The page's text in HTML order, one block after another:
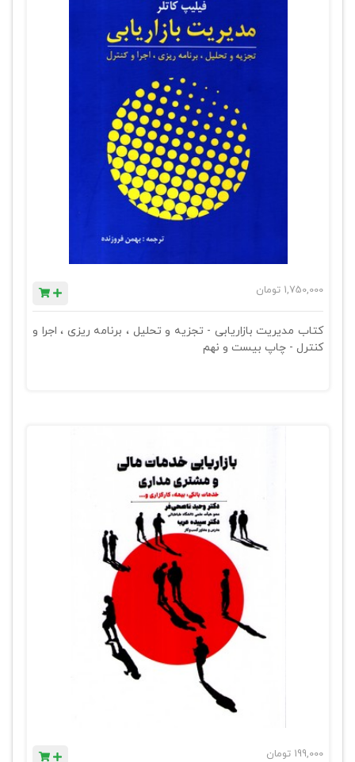
1,750,000 تومان
کتاب مدیریت بازاریابی - تجزیه و تحلیل ، برنامه ریزی ، اجرا و
کنترل - چاپ بیست و نهم
199,000 تومان